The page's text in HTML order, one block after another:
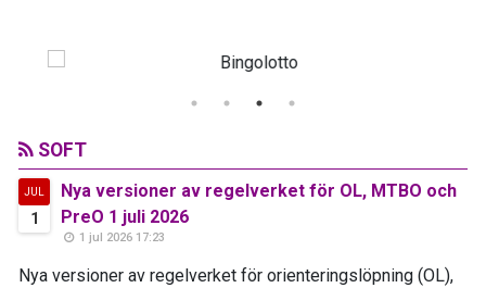
SOFT
JUL
1
Nya versioner av regelverket för OL, MTBO och
PreO 1 juli 2026
1 jul 2026 17:23
Nya versioner av regelverket för orienteringslöpning (OL),